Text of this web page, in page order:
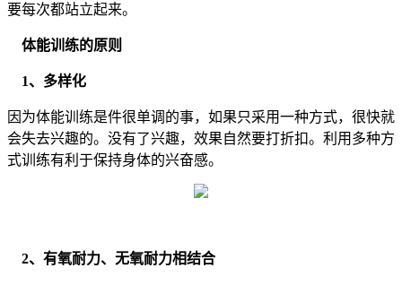
要每次都站立起来。
体能训练的原则
1、多样化
因为体能训练是件很单调的事，如果只采用一种方式，很快就
会失去兴趣的。没有了兴趣，效果自然要打折扣。利用多种方
式训练有利于保持身体的兴奋感。
2、有氧耐力、无氧耐力相结合